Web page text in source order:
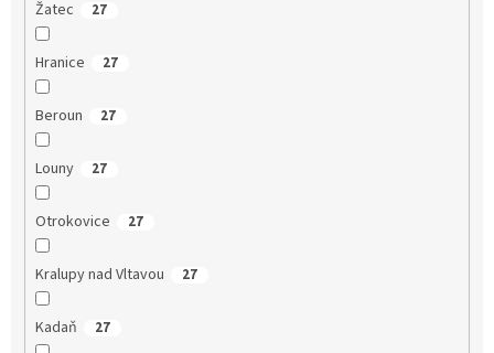
Žatec 27
Hranice 27
Beroun 27
Louny 27
Otrokovice 27
Kralupy nad Vltavou 27
Kadaň 27